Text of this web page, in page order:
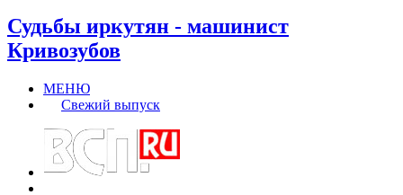
Судьбы иркутян - машинист
Кривозубов
МЕНЮ
Свежий выпуск